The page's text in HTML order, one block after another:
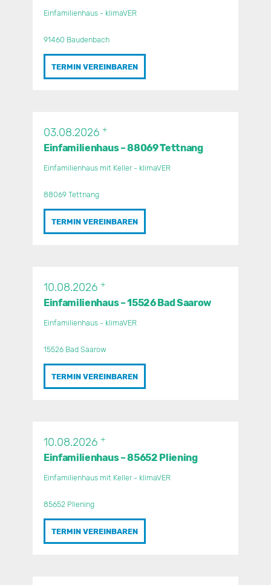
Einfamilienhaus - klimaVER
91460 Baudenbach
TERMIN VEREINBAREN
03.08.2026 +
Einfamilienhaus – 88069 Tettnang
Einfamilienhaus mit Keller - klimaVER
88069 Tettnang
TERMIN VEREINBAREN
10.08.2026 +
Einfamilienhaus – 15526 Bad Saarow
Einfamilienhaus - klimaVER
15526 Bad Saarow
TERMIN VEREINBAREN
10.08.2026 +
Einfamilienhaus – 85652 Pliening
Einfamilienhaus mit Keller - klimaVER
85652 Pliening
TERMIN VEREINBAREN